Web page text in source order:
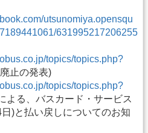
utsunomiya.opensqu
631995217206255
topics/topics.php?
止の発表)
topics/topics.php?
よる、バスカード・サービス
)と払い戻しについてのお知